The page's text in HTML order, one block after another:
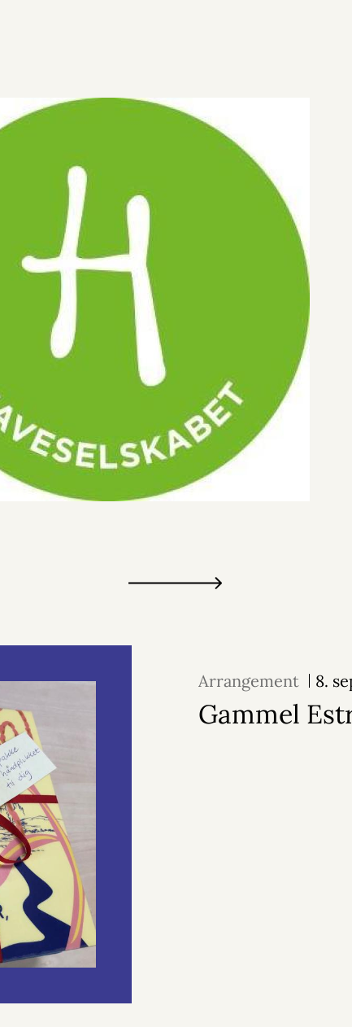
Arrangement 8.
Gammel